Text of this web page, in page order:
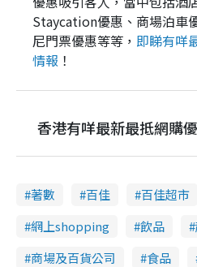
Staycation優惠、商場泊車
尼門票優惠等等， 即睇有咩
情報 ！
香港有咩最新最抵網購
著數 百佳 百佳超市
網上shopping
飲品
商場及百貨公司
食品